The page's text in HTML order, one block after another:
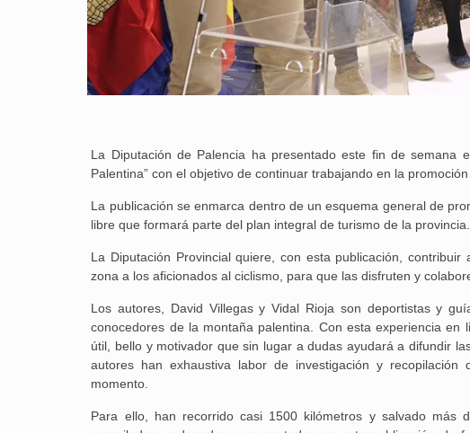
La Diputación de Palencia ha presentado este fin de semana
Palentina” con el objetivo de continuar trabajando en la
La publicación se enmarca dentro de un esquema general de
libre que formará parte del plan integral de turismo de la provincia.
La Diputación Provincial quiere, con esta publicación,
zona a los aficionados al ciclismo, para que las disfruten y
Los autores, David Villegas y Vidal Rioja son deportistas y
conocedores de la montaña palentina. Con esta experiencia
útil, bello y motivador que sin lugar a dudas ayudará a difundir
autores han exhaustiva labor de investigación y
momento.
Para ello, han recorrido casi 1500 kilómetros y salvado